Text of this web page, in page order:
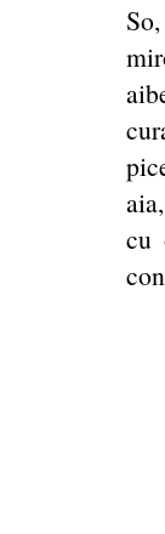
cu